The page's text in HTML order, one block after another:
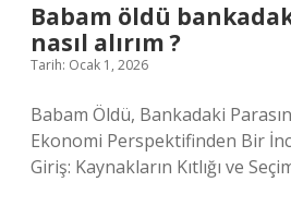
Babam öldü
nasıl alırım ?
Tarih: Ocak 1, 2026
Babam Öldü, Bankadaki
Ekonomi Perspektifinden Bir
Giriş: Kaynakların Kıtlığı ve